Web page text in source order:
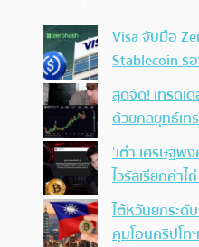
Visa จับมือ
Stablecoin ร
สุดจัด! เทรดเ
ด้วยกลยุทธ์เท
‘เต๋า เศรษฐพ
ไวรัสเรียกค่า
ไต้หวันยกระดั
คุมโอนคริปโท